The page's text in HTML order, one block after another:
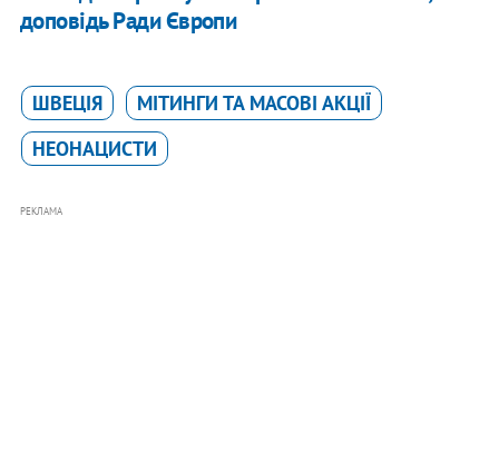
доповідь Ради Європи
ШВЕЦІЯ
МІТИНГИ ТА МАСОВІ АКЦІЇ
НЕОНАЦИСТИ
РЕКЛАМА